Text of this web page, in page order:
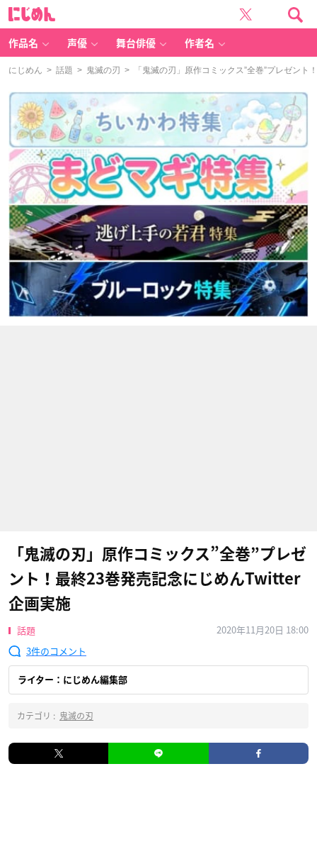
作品名 声優 舞台俳優 作者名
にじめん > 話題 > 鬼滅の刃 > 「鬼滅の刃」原作コミックス”全巻”プレゼント
「鬼滅の刃」原作コミックス”全巻”プレゼ
ント！最終23巻発売記念にじめんTwitter
企画実施
話題
2020年11月20日 18:00
3
ライター：にじめん編集部
カテゴリ : 鬼滅の刃